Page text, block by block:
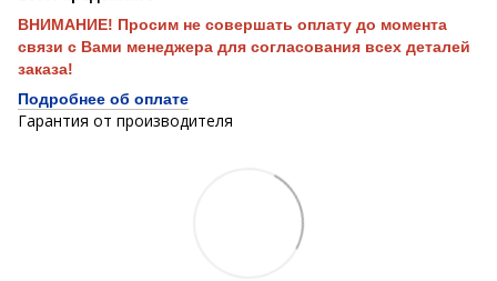
ВНИМАНИЕ! Просим не совершать оплату до момента
связи с Вами менеджера для согласования всех деталей
заказа!
Подробнее об оплате
Гарантия от производителя